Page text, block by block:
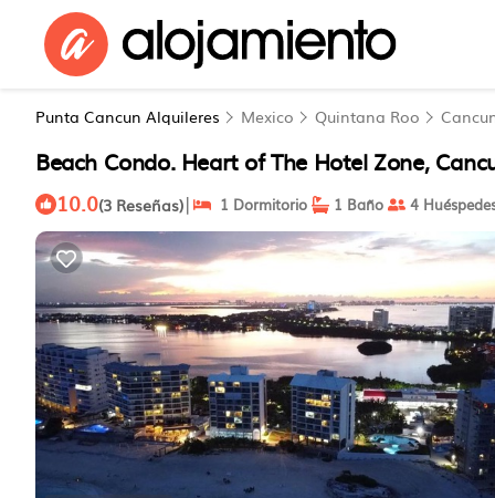
Punta Cancun Alquileres Mexico Quintana Roo
Beach Condo. Heart of The Hotel Zone,
10.0(3 Reseñas)| 1 Dormitorio 1 Baño 4